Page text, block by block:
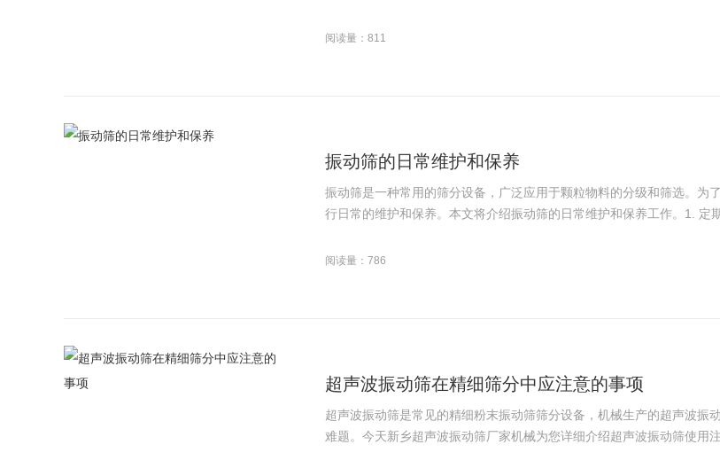
阅读量：811
振动筛的日常维护和保养
振动筛是一种常用的筛分设备，广泛应用于颗粒物料的分级和筛选。为
行日常的维护和保养。本文将介绍振动筛的日常维护和保养工作。1. 定期
阅读量：786
超声波振动筛在精细筛分中应注意的事项
超声波振动筛是常见的精细粉末振动筛筛分设备，机械生产的超声波振
难题。今天新乡超声波振动筛厂家机械为您详细介绍超声波振动筛使用注